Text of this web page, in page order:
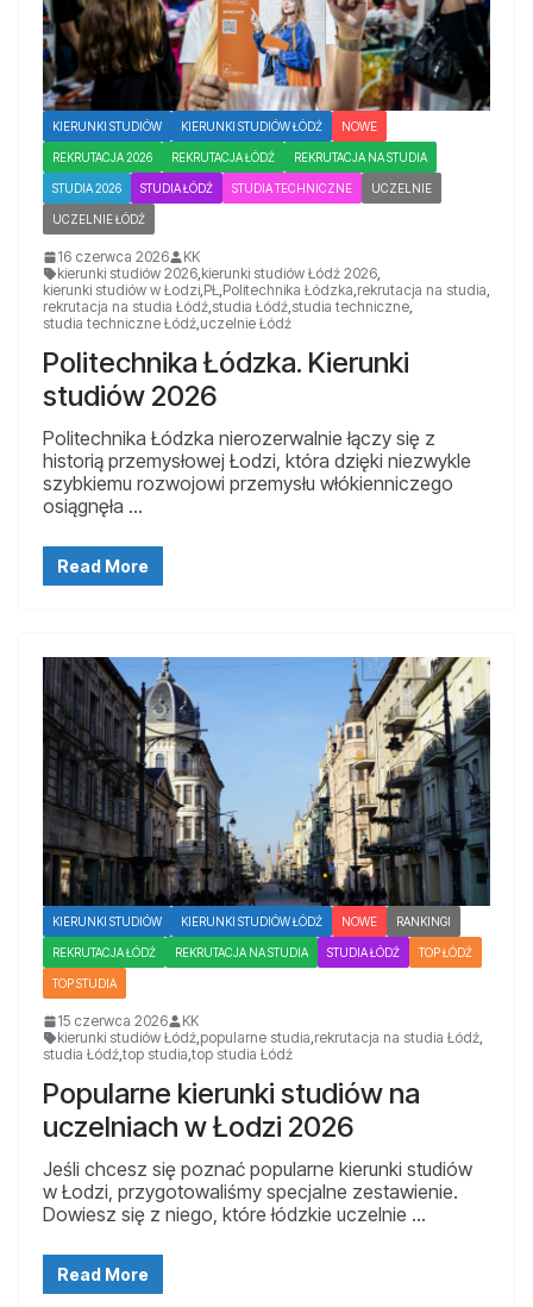
KIERUNKI STUDIÓW KIERUNKI STUDIÓW ŁÓDŹ NOWE
REKRUTACJA 2026 REKRUTACJA ŁÓDŹ REKRUTACJA NA STUDIA
STUDIA 2026 STUDIA ŁÓDŹ STUDIA TECHNICZNE UCZELNIE
UCZELNIE ŁÓDŹ
16 czerwca 2026
KK
kierunki studiów 2026 kierunki studiów Łódź 2026
kierunki studiów w Łodzi PŁ Politechnika Łódzka rekrutacja na studia
rekrutacja na studia Łódź studia Łódź studia techniczne
studia techniczne Łódź uczelnie Łódź
Politechnika Łódzka. Kierunki
studiów 2026
Politechnika Łódzka nierozerwalnie łączy się z
historią przemysłowej Łodzi, która dzięki niezwykle
szybkiemu rozwojowi przemysłu włókienniczego
osiągnęła …
Read More
KIERUNKI STUDIÓW KIERUNKI STUDIÓW ŁÓDŹ NOWE RANKINGI
REKRUTACJA ŁÓDŹ REKRUTACJA NA STUDIA STUDIA ŁÓDŹ TOP ŁÓDŹ
TOP STUDIA
15 czerwca 2026
KK
kierunki studiów Łódź popularne studia rekrutacja na studia Łódź
studia Łódź top studia top studia Łódź
Popularne kierunki studiów na
uczelniach w Łodzi 2026
Jeśli chcesz się poznać popularne kierunki studiów
w Łodzi, przygotowaliśmy specjalne zestawienie.
Dowiesz się z niego, które łódzkie uczelnie …
Read More